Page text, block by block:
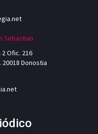
Sebastian
2 Ofic. 216
Donostia